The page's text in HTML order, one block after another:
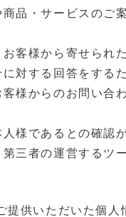
品・サービスの
客様から寄せられ
対する回答をす
様からのお問い合
様であるとの確認
三者の運営するツ
供いただいた個